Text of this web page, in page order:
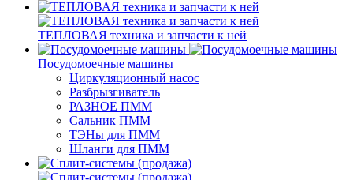
ТЕПЛОВАЯ техника и запчасти к ней
Посудомоечные машины
Циркуляционный насос
Разбрызгиватель
РАЗНОЕ ПММ
Сальник ПММ
ТЭНы для ПММ
Шланги для ПММ